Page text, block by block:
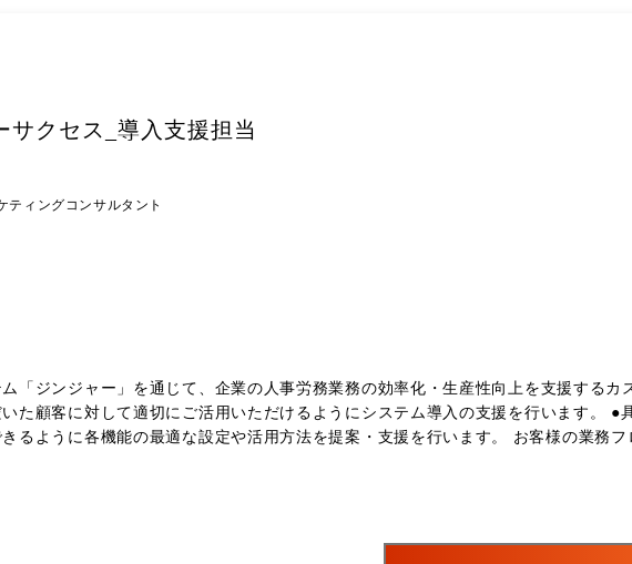
サクセス_導入支援担当
ティングコンサルタント
「ジンジャー」を通じて、企業の人事労務業務の効率化・生産性向上を支援する
適切にご活用いただけるようにシステム導入の支援を行います。 ●具体的な業務内容 ・オンボーディング支援 導入初期のお客様に
な設定や活用方法を提案・支援を行います。 お客様の業務フローや課題を深く理解し、それらをジンジャーの機能に落とし
ます。